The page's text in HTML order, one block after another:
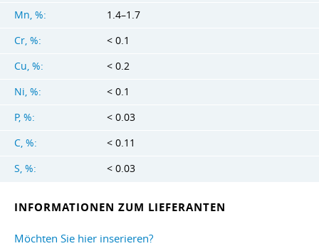
Mn, %:
1.4–1.7
Cr, %:
< 0.1
Cu, %:
< 0.2
Ni, %:
< 0.1
P, %:
< 0.03
C, %:
< 0.11
S, %:
< 0.03
INFORMATIONEN ZUM LIEFERANTEN
Möchten Sie hier inserieren?